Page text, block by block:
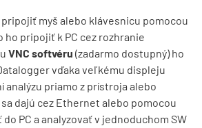
myš alebo klávesnicu pomocou
ho pripojiť k PC cez rozhranie
VNC softvéru (zadarmo dostupný) ho
vďaka veľkému displeju
analýzu priamo z prístroja alebo
dajú cez Ethernet alebo pomocou
PC a analyzovať v jednoduchom SW